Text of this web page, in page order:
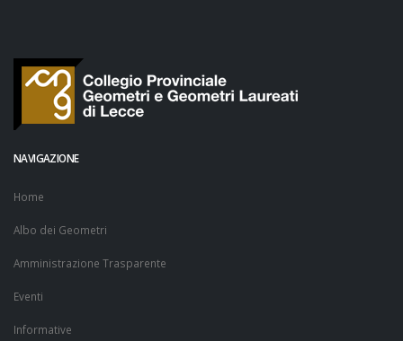
NAVIGAZIONE
Home
Albo dei Geometri
Amministrazione Trasparente
Eventi
Informative